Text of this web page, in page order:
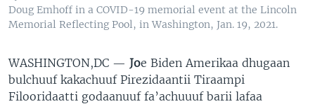
Doug Emhoff in a COVID-19 memorial event at the Lincoln
Memorial Reflecting Pool, in Washington, Jan. 19, 2021.
WASHINGTON,DC — Joe Biden Amerikaa dhugaan
bulchuuf kakachuuf Pirezidaantii Tiraampi
Filooridaatti godaanuuf fa’achuuuf barii lafaa